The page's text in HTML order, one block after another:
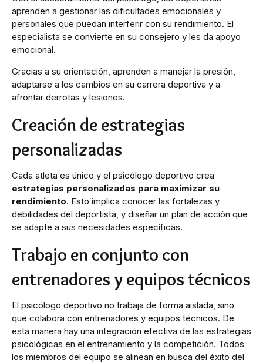
aprenden a gestionar las dificultades emocionales y
personales que puedan interferir con su rendimiento. El
especialista se convierte en su consejero y les da apoyo
emocional.
Gracias a su orientación, aprenden a manejar la presión,
adaptarse a los cambios en su carrera deportiva y a
afrontar derrotas y lesiones.
Creación de estrategias
personalizadas
Cada atleta es único y el psicólogo deportivo crea
estrategias personalizadas para maximizar su
rendimiento. Esto implica conocer las fortalezas y
debilidades del deportista, y diseñar un plan de acción que
se adapte a sus necesidades específicas.
Trabajo en conjunto con
entrenadores y equipos técnicos
El psicólogo deportivo no trabaja de forma aislada, sino
que colabora con entrenadores y equipos técnicos. De
esta manera hay una integración efectiva de las estrategias
psicológicas en el entrenamiento y la competición. Todos
los miembros del equipo se alinean en busca del éxito del